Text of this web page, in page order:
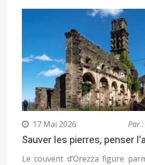
17 Mai 2026 Par
Sauver les pierres, penser
Le couvent d’Orezza figure